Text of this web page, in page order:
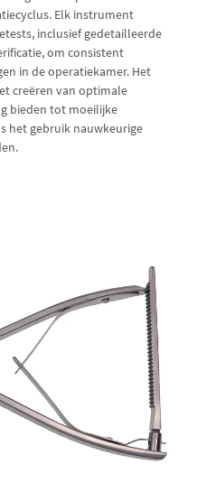
Elk instrument
inclusief gedetailleerde
om consistent
in de operatiekamer. Het
creëren van optimale
bieden tot moeilijke
het gebruik nauwkeurige